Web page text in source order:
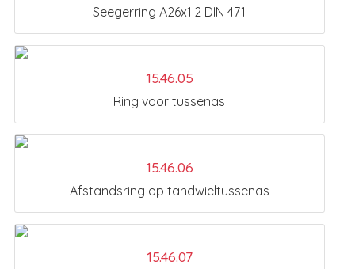
Seegerring A26x1.2 DIN 471
15.46.05
Ring voor tussenas
15.46.06
Afstandsring op tandwieltussenas
15.46.07